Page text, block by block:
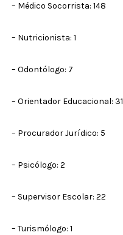
– Médico Socorrista: 148
– Nutricionista: 1
– Odontólogo: 7
– Orientador Educacional: 31
– Procurador Jurídico: 5
– Psicólogo: 2
– Supervisor Escolar: 22
– Turismólogo: 1